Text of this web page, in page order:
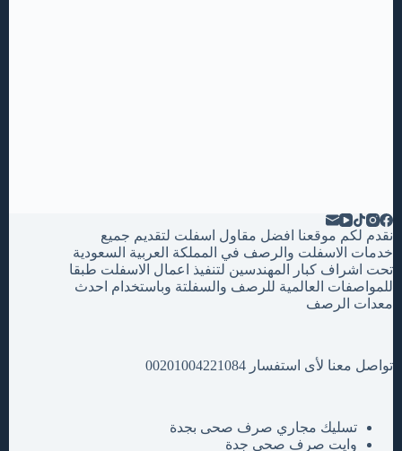
نقدم لكم موقعنا افضل مقاول اسفلت لتقديم جميع
خدمات الاسفلت والرصف في المملكة العربية السعودية
تحت اشراف كبار المهندسين لتنفيذ اعمال الاسفلت طبقا
للمواصفات العالمية للرصف والسفلتة وباستخدام احدث
معدات الرصف
تواصل معنا لأى استفسار 00201004221084
تسليك مجاري صرف صحى بجدة
وايت صرف صحى جدة